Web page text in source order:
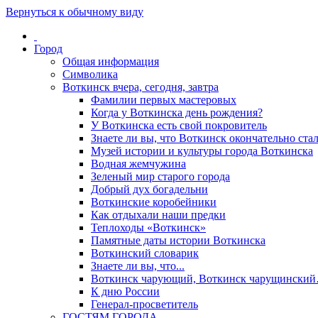
Вернуться к обычному виду
Город
Общая информация
Символика
Воткинск вчера, сегодня, завтра
Фамилии первых мастеровых
Когда у Воткинска день рождения?
У Воткинска есть свой покровитель
Знаете ли вы, что Воткинск окончательно
Музей истории и культуры города Воткинска
Водная жемчужина
Зеленый мир старого города
Добрый дух богадельни
Воткинские коробейники
Как отдыхали наши предки
Теплоходы «Воткинск»
Памятные даты истории Воткинска
Воткинский словарик
Знаете ли вы, что...
Воткинск чарующий, Воткинск
К дню России
Генерал-просветитель